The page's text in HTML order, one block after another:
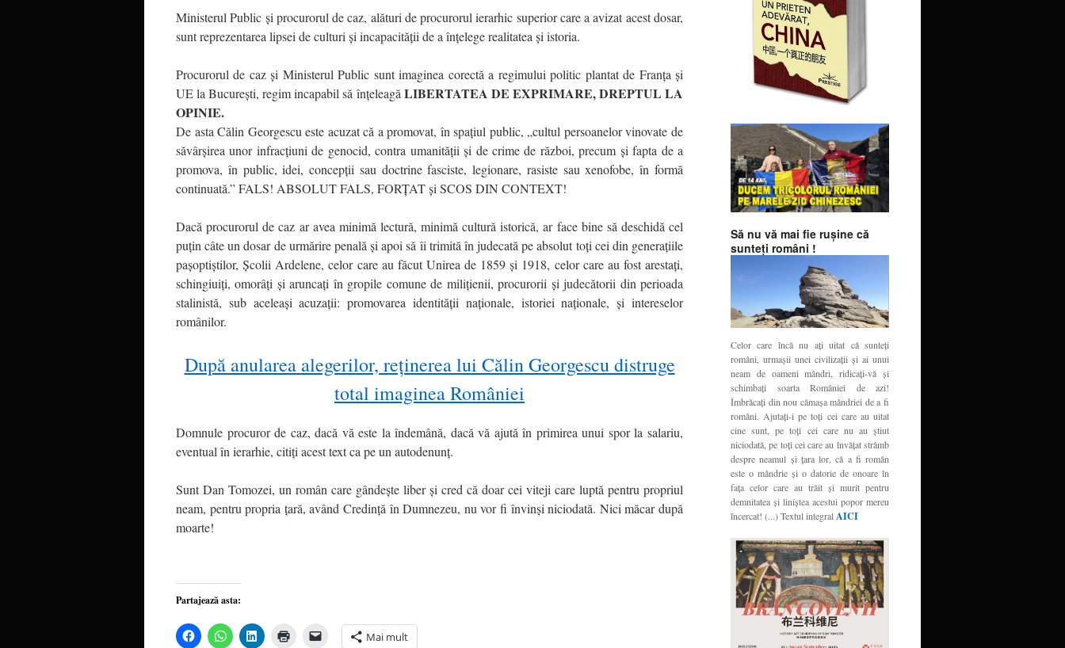
Ministerul Public și procurorul de caz, alături de procurorul ierarhic superior care a avizat acest dosar,
sunt reprezentarea lipsei de culturi și incapacității de a înțelege realitatea și istoria.
Procurorul de caz și Ministerul Public sunt imaginea corectă a regimului politic plantat de Franța și
UE la București, regim incapabil să înțeleagă LIBERTATEA DE EXPRIMARE, DREPTUL LA
OPINIE.
De asta Călin Georgescu este acuzat că a promovat, în spațiul public, „cultul persoanelor vinovate de
săvârşirea unor infracţiuni de genocid, contra umanităţii şi de crime de război, precum şi fapta de a
promova, în public, idei, concepţii sau doctrine fasciste, legionare, rasiste sau xenofobe, în formă
continuată.” FALS! ABSOLUT FALS, FORȚAT și SCOS DIN CONTEXT!
Dacă procurorul de caz ar avea minimă lectură, minimă cultură istorică, ar face bine să deschidă cel
puțin câte un dosar de urmărire penală și apoi să îi trimită în judecată pe absolut toți cei din generațiile
pașoptiștilor, Școlii Ardelene, celor care au făcut Unirea de 1859 și 1918, celor care au fost arestați,
schingiuiți, omorâți și aruncați în gropile comune de milițienii, procurorii și judecătorii din perioada
stalinistă, sub aceleași acuzații: promovarea identității naționale, istoriei naționale, și intereselor
românilor.
După anularea alegerilor, reținerea lui Călin Georgescu distruge
total imaginea României
Domnule procuror de caz, dacă vă este la îndemână, dacă vă ajută în primirea unui spor la salariu,
eventual în ierarhie, citiți acest text ca pe un autodenunț.
Sunt Dan Tomozei, un român care gândește liber și cred că doar cei viteji care luptă pentru propriul
neam, pentru propria țară, având Credință în Dumnezeu, nu vor fi învinși niciodată. Nici măcar după
moarte!
Partajează asta:
Dă
clic
Dă
clic
Dă
clic Mai mult
Să nu vă mai fie ruşine că
sunteţi români !
Celor care încă nu aţi uitat că sunteţi
români, urmaşii unei civilizaţii şi ai unui
neam de oameni mândri, ridicaţi-vă şi
schimbaţi soarta României de azi!
Îmbrăcaţi din nou cămaşa mândriei de a fi
români. Ajutaţi-i pe toţi cei care au uitat
cine sunt, pe toţi cei care nu au ştiut
niciodată, pe toţi cei care au învăţat strâmb
despre neamul şi ţara lor, că a fi român
este o mândrie şi o datorie de onoare în
faţa celor care au trăit şi murit pentru
demnitatea şi liniştea acestui popor mereu
încercat! (...) Textul integralAICI